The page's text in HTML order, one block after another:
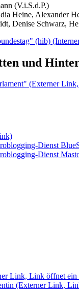
(V.i.S.d.P.)
Heine, Alexander
Denise Schwarz,
(hib)
und
(Externer
Dienst
Dienst
Link, Link öffnet ein
(Externer Link,